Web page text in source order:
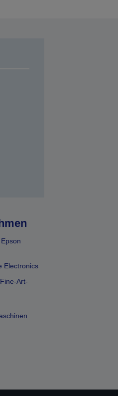
Electronics
Art-